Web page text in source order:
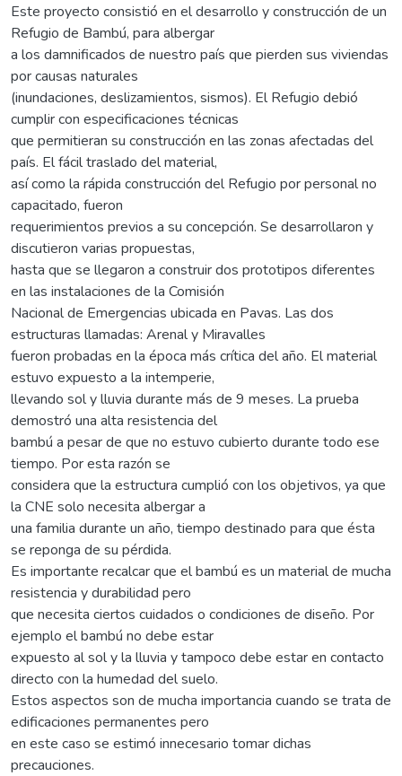
Este proyecto consistió en el desarrollo y construcción de un
Refugio de Bambú, para albergar
a los damnificados de nuestro país que pierden sus viviendas
por causas naturales
(inundaciones, deslizamientos, sismos). El Refugio debió
cumplir con especificaciones técnicas
que permitieran su construcción en las zonas afectadas del
país. El fácil traslado del material,
así como la rápida construcción del Refugio por personal no
capacitado, fueron
requerimientos previos a su concepción. Se desarrollaron y
discutieron varias propuestas,
hasta que se llegaron a construir dos prototipos diferentes
en las instalaciones de la Comisión
Nacional de Emergencias ubicada en Pavas. Las dos
estructuras llamadas: Arenal y Miravalles
fueron probadas en la época más crítica del año. El material
estuvo expuesto a la intemperie,
llevando sol y lluvia durante más de 9 meses. La prueba
demostró una alta resistencia del
bambú a pesar de que no estuvo cubierto durante todo ese
tiempo. Por esta razón se
considera que la estructura cumplió con los objetivos, ya que
la CNE solo necesita albergar a
una familia durante un año, tiempo destinado para que ésta
se reponga de su pérdida.
Es importante recalcar que el bambú es un material de mucha
resistencia y durabilidad pero
que necesita ciertos cuidados o condiciones de diseño. Por
ejemplo el bambú no debe estar
expuesto al sol y la lluvia y tampoco debe estar en contacto
directo con la humedad del suelo.
Estos aspectos son de mucha importancia cuando se trata de
edificaciones permanentes pero
en este caso se estimó innecesario tomar dichas
precauciones.